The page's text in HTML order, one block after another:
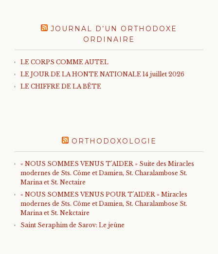
JOURNAL D’UN ORTHODOXE
ORDINAIRE
LE CORPS COMME AUTEL
LE JOUR DE LA HONTE NATIONALE 14 juillet 2026
LE CHIFFRE DE LA BÊTE
ORTHODOXOLOGIE
« NOUS SOMMES VENUS T'AIDER » Suite des Miracles
modernes de Sts. Côme et Damien, St. Charalambose St.
Marina et St. Nectaire
« NOUS SOMMES VENUS POUR T'AIDER » Miracles
modernes de Sts. Côme et Damien, St. Charalambose St.
Marina et St. Nekctaire
Saint Seraphim de Sarov: Le jeûne